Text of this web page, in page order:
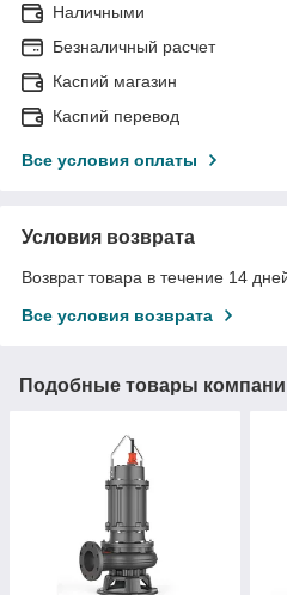
Наличными
Безналичный расчет
Каспий магазин
Каспий перевод
Все условия оплаты
Условия возврата
Возврат товара в течение 14
Все условия возврата
Подобные товары